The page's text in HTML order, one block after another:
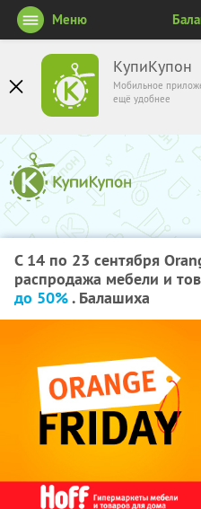
КупиКупон
Мобильное
ещё удобнее
Меню
С 14 по 23 сентября
распродажа мебели и
до 50%. Балашиха